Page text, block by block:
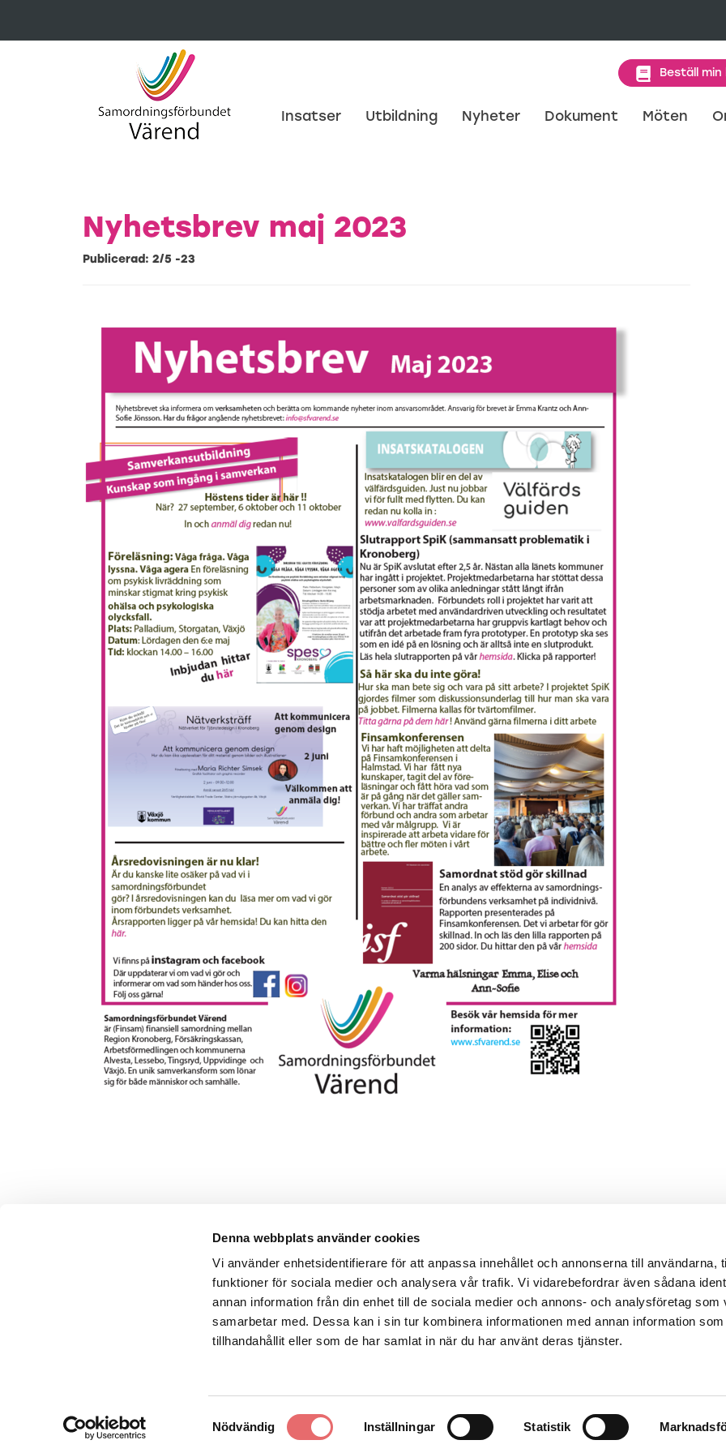
Denna webbplats använder cookies
Vi använder enhetsidentifierare för att anpassa innehållet och annonserna till användarna,
funktioner för sociala medier och analysera vår trafik. Vi vidarebefordrar även sådana
annan information från din enhet till de sociala medier och annons- och analysföretag som
samarbetar med. Dessa kan i sin tur kombinera informationen med annan information
tillhandahållit eller som de har samlat in när du har använt deras tjänster.
Samtyckesval
Nödvändig Inställningar Statistik
Beställ min
Insatser Utbildning Nyheter Dokument Möten
Nyhetsbrev maj 2023
Publicerad: 2/5 -23
Samordningsförbundet Värend Kontakta oss